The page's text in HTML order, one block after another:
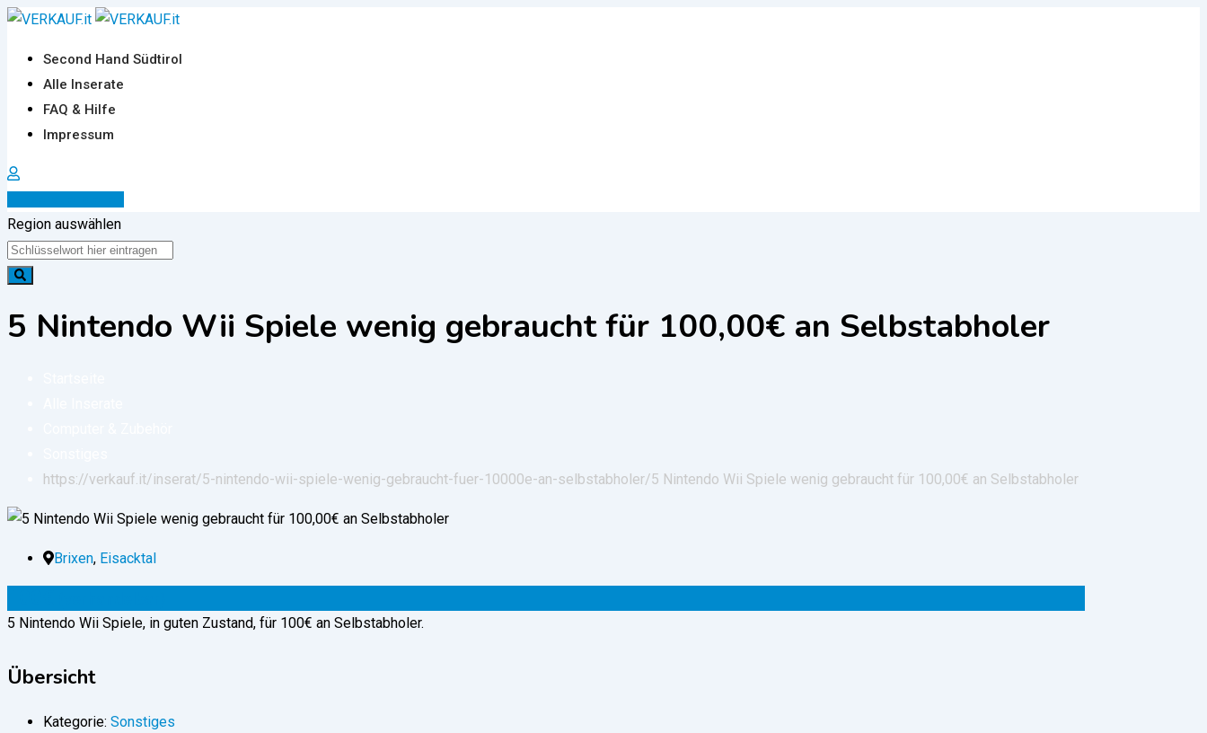
Zum
springen
Second Hand Südtirol
Alle Inserate
FAQ & Hilfe
Impressum
Region auswählen
5 Nintendo Wii Spiele wenig gebraucht für 100,00€ an Selbstabholer
https://verkauf.it/inserat/5-nintendo-wii-spiele-wenig-gebraucht-fuer-10000e-an-selbstabholer/5 Nintendo Wii Spiele wenig gebraucht für 100,00€ an Selbstabholer
Brixen, Eisacktal
5 Nintendo Wii Spiele, in guten Zustand, für 100€ an Selbstabholer.
Übersicht
Kategorie: Sonstiges